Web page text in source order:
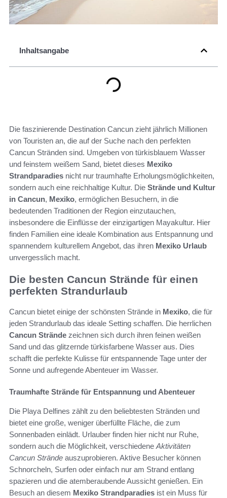
Inhaltsangabe
Die faszinierende Destination Cancun zieht jährlich Millionen
von Touristen an, die auf der Suche nach den perfekten
Cancun Stränden sind. Umgeben von türkisblauem Wasser
und feinstem weißem Sand, bietet dieses Mexiko
Strandparadies nicht nur traumhafte Erholungsmöglichkeiten,
sondern auch eine reichhaltige Kultur. Die Strände und Kultur
in Cancun, Mexiko, ermöglichen Besuchern, in die
bedeutenden Traditionen der Region einzutauchen,
insbesondere die Einflüsse der einzigartigen Mayakultur. Hier
finden Familien eine ideale Kombination aus Entspannung und
spannendem kulturellem Angebot, das ihren Mexiko Urlaub
unvergesslich macht.
Die besten Cancun Strände für einen
perfekten Strandurlaub
Cancun bietet einige der schönsten Strände in Mexiko, die für
jeden Strandurlaub das ideale Setting schaffen. Die herrlichen
Cancun Strände zeichnen sich durch ihren feinen weißen
Sand und das glitzernde türkisfarbene Wasser aus. Dies
schafft die perfekte Kulisse für entspannende Tage unter der
Sonne und aufregende Abenteuer im Wasser.
Traumhafte Strände für Entspannung und Abenteuer
Die Playa Delfines zählt zu den beliebtesten Stränden und
bietet eine große, weniger überfüllte Fläche, die zum
Sonnenbaden einlädt. Urlauber finden hier nicht nur Ruhe,
sondern auch die Möglichkeit, verschiedene Aktivitäten
Cancun Strände auszuprobieren. Aktive Besucher können
Schnorcheln, Surfen oder einfach nur am Strand entlang
spazieren und die atemberaubende Aussicht genießen. Ein
Besuch an diesem Mexiko Strandparadies ist ein Muss für